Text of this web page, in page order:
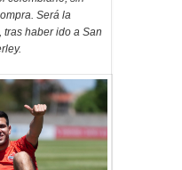
Será la
haber ido a San